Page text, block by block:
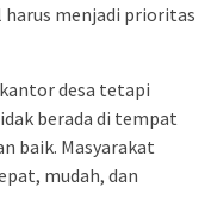
harus menjadi prioritas
desa tetapi
berada di tempat
baik. Masyarakat
mudah, dan